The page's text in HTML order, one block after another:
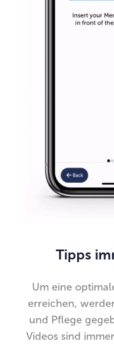
Tipps
Um eine
erreichen,
und Pflege
Videos sind